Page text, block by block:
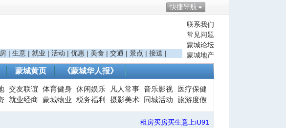
快捷导航
联系我们
常见问题
蒙城论坛
蒙城地产
| 生意 | 就业 | 活动 | 优惠 | 美食 | 交通 | 景点 | 接送 |
蒙城黄页 《蒙城华人报》
交友联谊 体育健身 休闲娱乐 凡人常事 音乐影视
医疗保健
就业经商 蒙城物业 税务福利 摄影美术 同城活动 旅游度假
租房买房买生意上iU91